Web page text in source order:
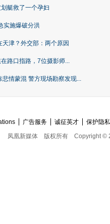
艇救了一个孕妇
实施爆破分洪
津？外交部：两个原因
路口指路，7位摄影师...
情蒙混 警方现场勘察发现...
广告服务 诚征英才
保护隐
凤凰新媒体
版权所有 Copyright ©